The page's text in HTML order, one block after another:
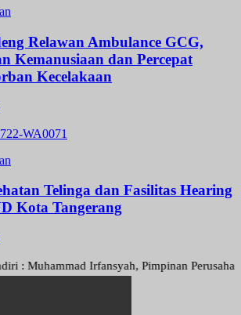
Relawan Ambulance GCG,
Kemanusiaan dan Percepat
Kecelakaan
Telinga dan Fasilitas Hearing
Kota Tangerang
Irfansyah, Pimpinan